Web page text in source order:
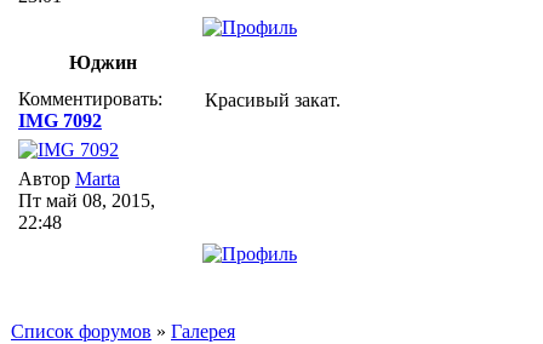
Юджин
Комментировать:
IMG 7092
Автор Marta
Пт май 08, 2015,
22:48
Красивый закат.
Список форумов » Галерея